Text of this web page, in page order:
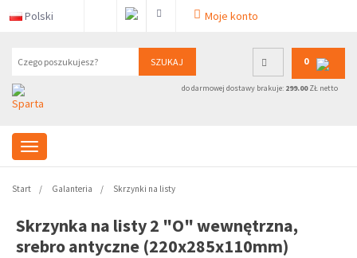
Polski Moje konto
SZUKAJ 0
do darmowej dostawy brakuje: 299.00ZŁ netto
Start Galanteria Skrzynki na listy
Skrzynka na listy 2 "O" wewnętrzna,
srebro antyczne (220x285x110mm)